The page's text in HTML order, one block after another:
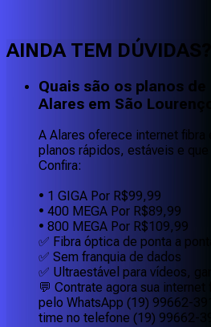
AINDA TEM DÚVIDAS?
Quais são os planos
Alares em São
A Alares oferece internet fibra
planos rápidos, estáveis e
Confira:
• 1 GIGA Por R$99,99
• 400 MEGA Por R$89,99
• 800 MEGA Por R$109,99
✅ Fibra óptica de ponta a ponta
✅ Sem franquia de dados
✅ Ultraestável para vídeos,
💬 Contrate agora sua
pelo WhatsApp (19) 99662-
time no telefone (19) 99662-